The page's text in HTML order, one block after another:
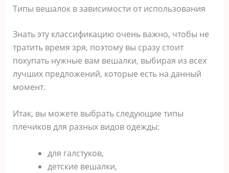
Типы вешалок в зависимости от использования
Знать эту классификацию очень важно, чтобы не
тратить время зря, поэтому вы сразу стоит
покупать нужные вам вешалки, выбирая из всех
лучших предложений, которые есть на данный
момент.
Итак, вы можете выбрать следующие типы
плечиков для разных видов одежды:
для галстуков,
детские вешалки,